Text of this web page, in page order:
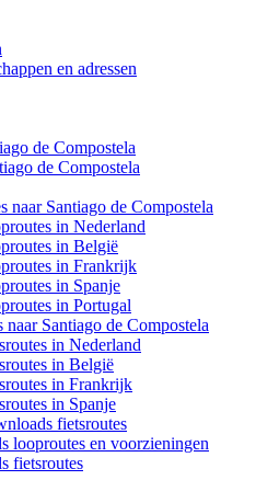
en adressen
de Compostela
de Compostela
naar Santiago de Compostela
in Nederland
in België
in Frankrijk
in Spanje
in Portugal
naar Santiago de Compostela
in Nederland
in België
in Frankrijk
in Spanje
fietsroutes
looproutes en voorzieningen
fietsroutes